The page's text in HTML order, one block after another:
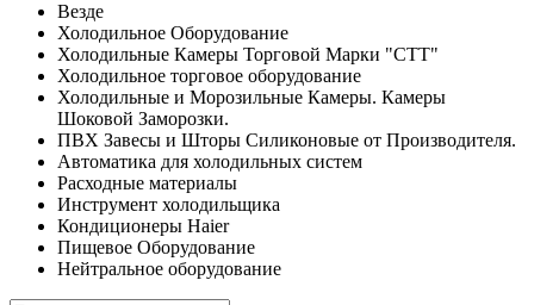
Везде
Холодильное Оборудование
Холодильные Камеры Торговой Марки "СТТ"
Холодильное торговое оборудование
Холодильные и Морозильные Камеры. Камеры
Шоковой Заморозки.
ПВХ Завесы и Шторы Силиконовые от Производителя.
Автоматика для холодильных систем
Расходные материалы
Инструмент холодильщика
Кондиционеры Haier
Пищевое Оборудование
Нейтральное оборудование